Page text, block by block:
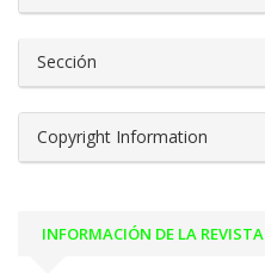
Sección
Copyright Information
INFORMACIÓN DE LA REVISTA